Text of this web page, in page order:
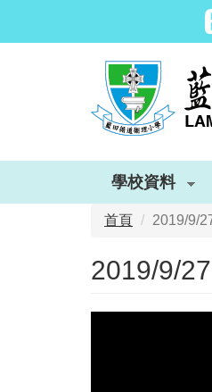
學校資料
首頁 2019/9/
2019/9/